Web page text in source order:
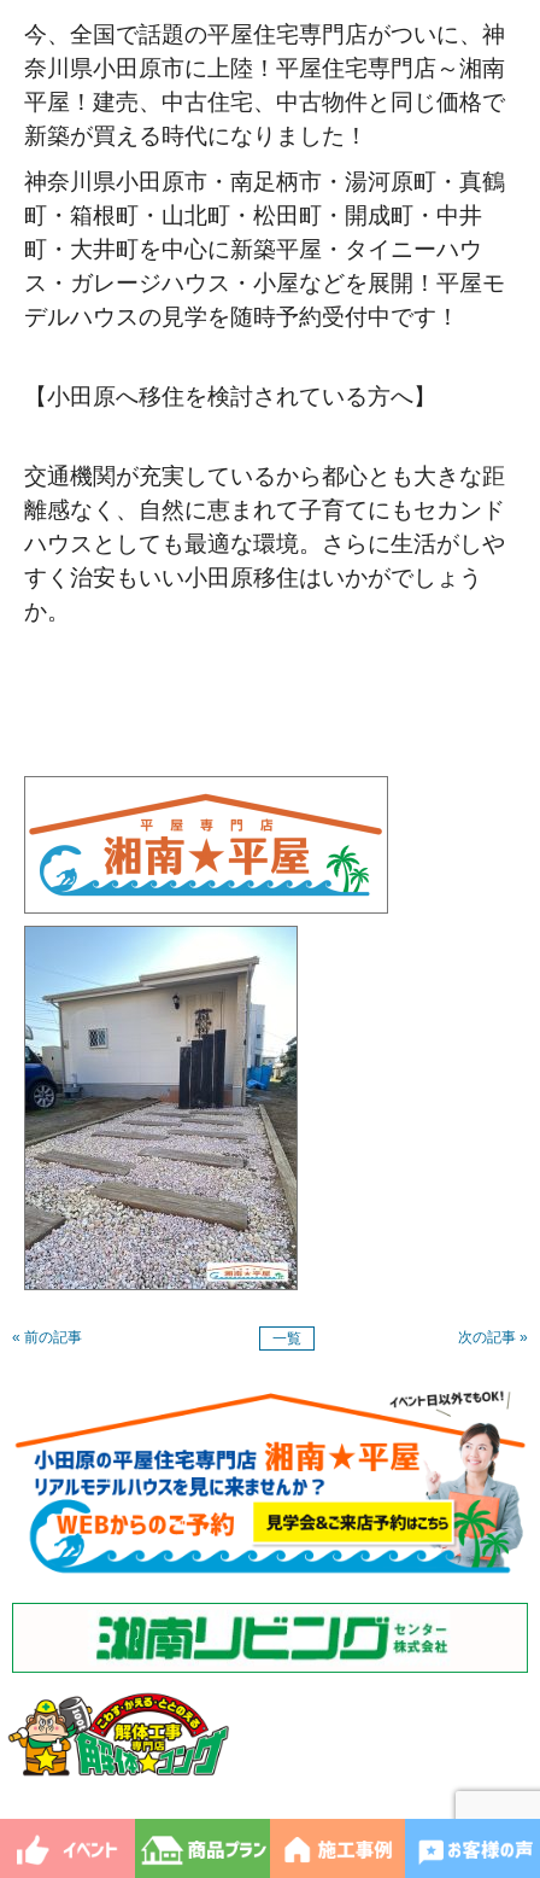
今、全国で話題の平屋住宅専門店がついに、神
奈川県小田原市に上陸！平屋住宅専門店～湘南
平屋！建売、中古住宅、中古物件と同じ価格で
新築が買える時代になりました！
神奈川県小田原市・南足柄市・湯河原町・真鶴
町・箱根町・山北町・松田町・開成町・中井
町・大井町を中心に新築平屋・タイニーハウ
ス・ガレージハウス・小屋などを展開！平屋モ
デルハウスの見学を随時予約受付中です！
【小田原へ移住を検討されている方へ】
交通機関が充実しているから都心とも大きな距
離感なく、自然に恵まれて子育てにもセカンド
ハウスとしても最適な環境。さらに生活がしや
すく治安もいい小田原移住はいかがでしょう
か。
« 前の記事 一覧 次の記事 »